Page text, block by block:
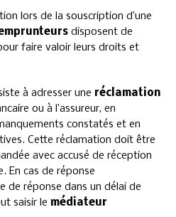
lors de la souscription d’une
disposent de
faire valoir leurs droits et
à adresser une réclamation
ou à l’assureur, en
constatés et en
Cette réclamation doit être
avec accusé de réception
En cas de réponse
de réponse dans un délai de
saisir le médiateur